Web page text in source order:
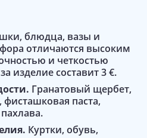
блюдца, вазы и
отличаются высоким
и четкостью
изделие составит 3 €.
Гранатовый щербет,
паста,
Куртки, обувь,